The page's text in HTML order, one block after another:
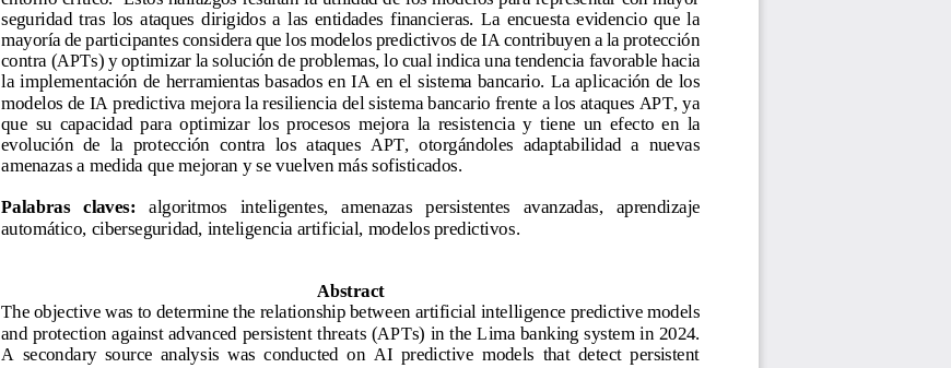
seguridad  tras  los  ataques  dirigidos  a  las  entidades  financieras.  La  encuesta  evidencio  que  la
mayoría de participantes considera que los modelos predictivos de IA contribuyen a la protección
contra (APTs) y optimizar la solución de problemas, lo cual indica una tendencia favorable hacia
la implementación de herramientas basados en IA en el sistema bancario. La aplicación de los
modelos de IA predictiva mejora la resiliencia del sistema bancario frente a los ataques APT, ya
que  su  capacidad  para  optimizar  los  procesos  mejora  la  resistencia  y  tiene  un  efecto  en  la
evolución  de  la  protección  contra  los  ataques  APT,  otorgándoles  adaptabilidad  a  nuevas
amenazas a medida que mejoran y se vuelven más sofisticados
Palabras   claves: algoritmos   inteligentes,   amenazas   persistentes
avanzadas,   aprendizaje
automático, ciberseguridad, inteligencia artificial, modelos predictivos
Abstract
The objective was to determine the relationship between artificial intelligence predictive models
and protection against advanced persistent threats (APTs) in the Lima banking system in 2024.
A  secondary  source  analysis  was  conducted  on  AI  predictive  models  that  detect  persistent